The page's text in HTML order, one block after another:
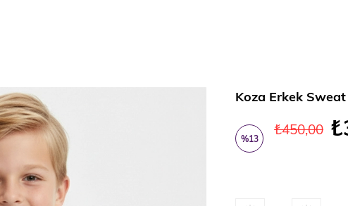
Koza Erkek
%13
₺450,00